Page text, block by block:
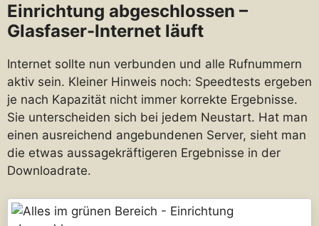
Einrichtung abgeschlossen –
Glasfaser-Internet läuft
Internet sollte nun verbunden und alle Rufnummern
aktiv sein. Kleiner Hinweis noch: Speedtests ergeben
je nach Kapazität nicht immer korrekte Ergebnisse.
Sie unterscheiden sich bei jedem Neustart. Hat man
einen ausreichend angebundenen Server, sieht man
die etwas aussagekräftigeren Ergebnisse in der
Downloadrate.